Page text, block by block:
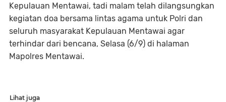
Kepulauan Mentawai, tadi malam telah dilangsungkan
kegiatan doa bersama lintas agama untuk Polri dan
seluruh masyarakat Kepulauan Mentawai agar
terhindar dari bencana, Selasa (6/9) di halaman
Mapolres Mentawai.
Lihat juga